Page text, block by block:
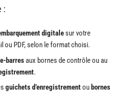
:
digitalesur votre
ou PDF, selon le format choisi.
barresaux bornes de contrôle ou au
.
guichets d’enregistrementou bornes